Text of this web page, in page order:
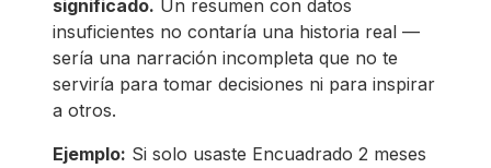
significado. Un resumen con datos
insuficientes no contaría una historia real —
sería una narración incompleta que no te
serviría para tomar decisiones ni para inspirar
a otros.
Ejemplo: Si solo usaste Encuadrado 2 meses